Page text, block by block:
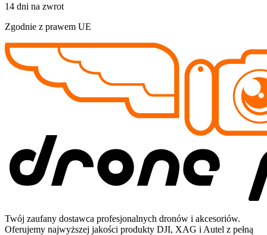
14 dni na zwrot
Zgodnie z prawem UE
Twój zaufany dostawca profesjonalnych dronów i akcesoriów.
Oferujemy najwyższej jakości produkty DJI, XAG i Autel z pełną